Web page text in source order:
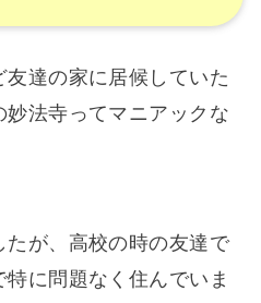
達の家に居候していた
法寺ってマニアックな
が、高校の時の友達で
に問題なく住んでいま